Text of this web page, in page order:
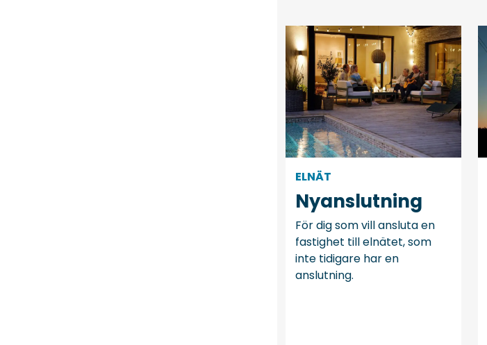
ELNÄT
Nyanslutning
För dig som vill ansluta en
fastighet till elnätet, som
inte tidigare har en
anslutning.